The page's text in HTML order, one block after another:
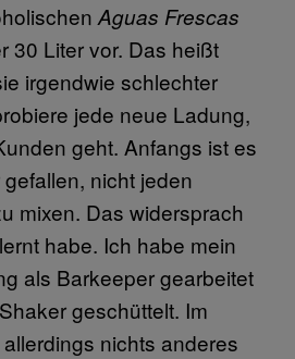
Aguas Frescas
30 Liter vor. Das heißt
irgendwie schlechter
jede neue Ladung,
geht. Anfangs ist es
nicht jeden
mixen. Das widersprach
habe. Ich habe mein
als Barkeeper gearbeitet
geschüttelt. Im
nichts anderes